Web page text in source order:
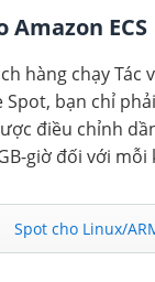
Amazon ECS
hàng chạy Tác
bạn chỉ
điều chỉnh
giờ đối với mỗi
Spot cho Linux/